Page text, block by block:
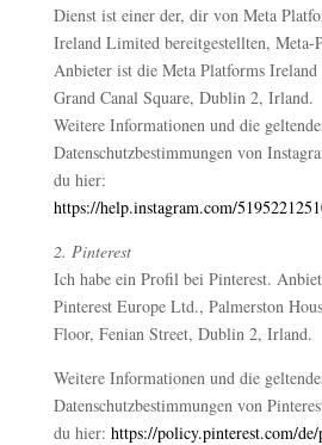
Dienst ist einer der, dir von Meta
Ireland Limited bereitgestellten, Meta-
Anbieter ist die Meta Platforms
Grand Canal Square, Dublin 2, Irland.
Weitere Informationen und die
Datenschutzbestimmungen von
du hier:
https://help.instagram.com/
2. Pinterest
Ich habe ein Profil bei Pinterest.
Pinterest Europe Ltd., Palmerston
Floor, Fenian Street, Dublin 2, Irland.
Weitere Informationen und die
Datenschutzbestimmungen von
du hier: https://policy.pinterest.com/